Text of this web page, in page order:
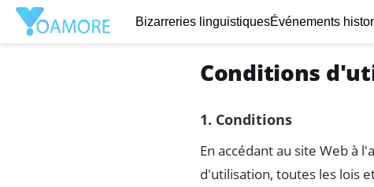
Bizarreries linguistiquesÉvénements
Conditions
1. Conditions
En accédant au site Web à
d'utilisation, toutes les lois